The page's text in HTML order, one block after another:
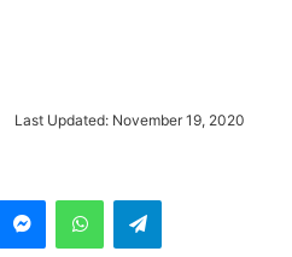
Last Updated: November 19, 2020